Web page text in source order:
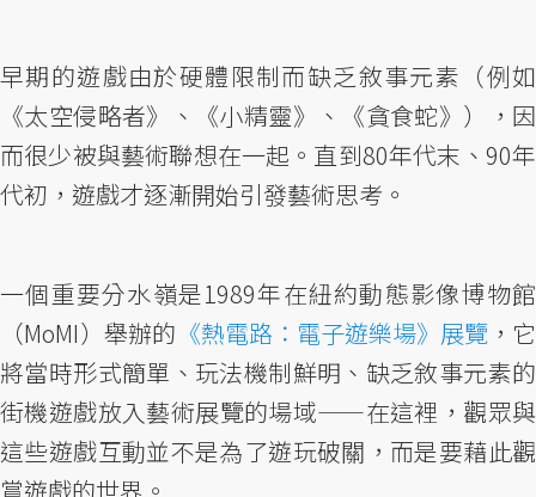
早期的遊戲由於硬體限制而缺乏敘事元素（例如
《太空侵略者》、《小精靈》、《貪食蛇》），因
而很少被與藝術聯想在一起。直到80年代末、90年
代初，遊戲才逐漸開始引發藝術思考。
一個重要分水嶺是1989年在紐約動態影像博物館
（MoMI）舉辦的 《熱電路：電子遊樂場》展覽，它
將當時形式簡單、玩法機制鮮明、缺乏敘事元素的
街機遊戲放入藝術展覽的場域——在這裡，觀眾與
這些遊戲互動並不是為了遊玩破關，而是要藉此觀